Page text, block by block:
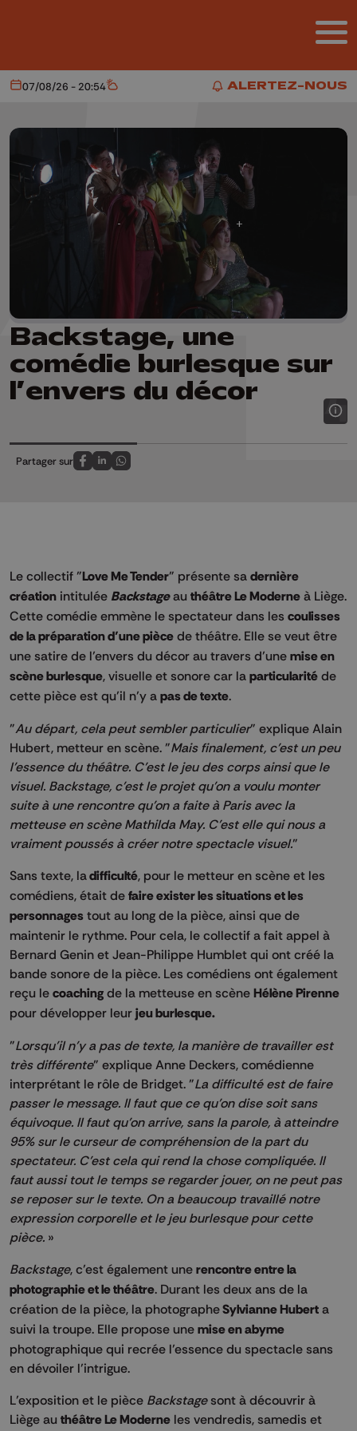
ALERTEZ-NOUS
ALERTEZ-NOUS
Aujourd'hui
07/08/26 - 20:54 Météo
Backstage, une
comédie burlesque sur
l’envers du décor
Partager sur
Partagez sur FaceBook
Partagez sur LinkedIn
Partagez sur Whatsapp
Le collectif "Love Me Tender" présente sa dernière
création intitulée Backstageau théâtre Le Moderne à Liège.
Cette comédie emmène le spectateur dans les coulisses
de la préparation d’une pièce de théâtre. Elle se veut être
une satire de l’envers du décor au travers d’une mise en
scène burlesque, visuelle et sonore car la particularité de
cette pièce est qu’il n’y a pas de texte.
"Au départ, cela peut sembler particulier" explique Alain
Hubert, metteur en scène. "Mais finalement, c’est un peu
l’essence du théâtre. C’est le jeu des corps ainsi que le
visuel. Backstage, c’est le projet qu’on a voulu monter
suite à une rencontre qu’on a faite à Paris avec la
metteuse en scène Mathilda May. C’est elle qui nous a
vraiment poussés à créer notre spectacle visuel."
Sans texte, ladifficulté, pour le metteur en scène et les
comédiens, était de faire exister les situations et les
personnages tout au long de la pièce, ainsi que de
maintenir le rythme. Pour cela, le collectif a fait appel à
Bernard Genin et Jean-Philippe Humblet qui ont créé la
bande sonore de la pièce. Les comédiens ont également
reçu le coaching de la metteuse en scène Hélène Pirenne
pour développer leur jeu burlesque.
"Lorsqu’il n’y a pas de texte, la manière de travailler est
très différente" explique Anne Deckers, comédienne
interprétant le rôle de Bridget. "La difficulté est de faire
passer le message. Il faut que ce qu’on dise soit sans
équivoque. Il faut qu’on arrive, sans la parole, à atteindre
95% sur le curseur de compréhension de la part du
spectateur. C’est cela qui rend la chose compliquée. Il
faut aussi tout le temps se regarder jouer, on ne peut pas
se reposer sur le texte. On a beaucoup travaillé notre
expression corporelle et le jeu burlesque pour cette
pièce. »
Backstage, c’est également une rencontre entre la
photographie et le théâtre. Durant les deux ans de la
création de la pièce, la photographeSylvianne Hubert a
suivi la troupe. Elle propose une mise en abyme
photographique qui recrée l’essence du spectacle sans
en dévoiler l’intrigue.
L’exposition et le pièce Backstagesont à découvrir à
Liège au théâtre Le Moderne les vendredis, samedis et